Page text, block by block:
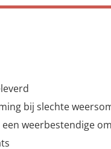
bij slechte
weerbestendige